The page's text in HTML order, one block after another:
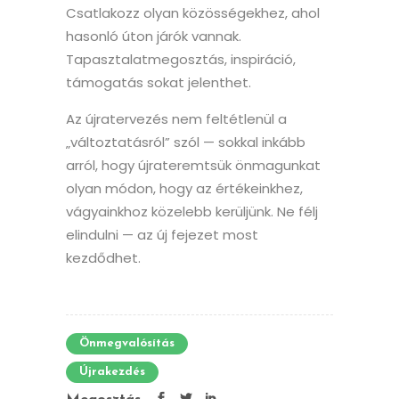
Csatlakozz olyan közösségekhez, ahol
hasonló úton járók vannak.
Tapasztalatmegosztás, inspiráció,
támogatás sokat jelenthet.
Az újratervezés nem feltétlenül a
„változtatásról” szól — sokkal inkább
arról, hogy újrateremtsük önmagunkat
olyan módon, hogy az értékeinkhez,
vágyainkhoz közelebb kerüljünk. Ne félj
elindulni — az új fejezet most
kezdődhet.
Önmegvalósítás
Újrakezdés